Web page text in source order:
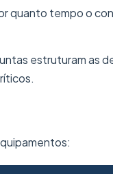
quanto tempo o
estruturam as